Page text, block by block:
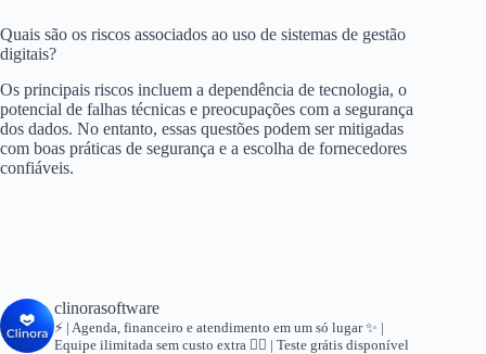
Quais são os riscos associados ao uso de sistemas de gestão
digitais?
Os principais riscos incluem a dependência de tecnologia, o
potencial de falhas técnicas e preocupações com a segurança
dos dados. No entanto, essas questões podem ser mitigadas
com boas práticas de segurança e a escolha de fornecedores
confiáveis.
clinorasoftware
⚡ | Agenda, financeiro e atendimento em um só lugar✨ |
Equipe ilimitada sem custo extra 👇🏻 | Teste grátis disponível